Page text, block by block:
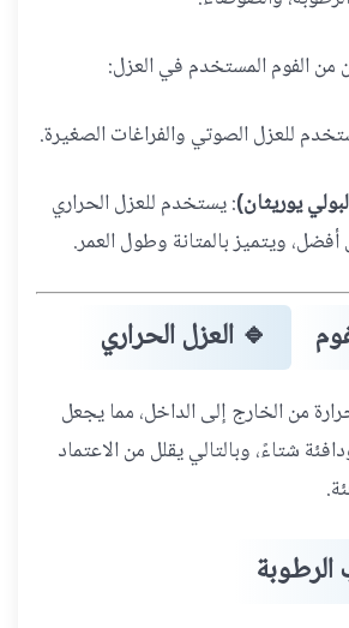
من الفوم المستخدم في العزل:
للعزل الصوتي والفراغات الصغيرة.
يوريثان): يستخدم للعزل الحراري
ويتميز بالمتانة وطول العمر.
🔹 العزل الحراري
من الخارج إلى الداخل، مما يجعل
شتاءً، وبالتالي يقلل من الاعتماد